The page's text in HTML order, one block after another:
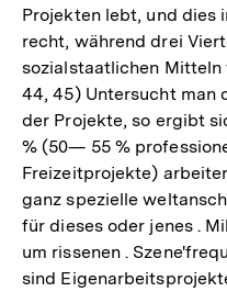
Projekten lebt, und dies
recht, während drei
sozialstaatlichen Mitteln
44, 45) Untersucht man
der Projekte, so ergibt
% (50— 55 %
Freizeitprojekte)
ganz spezielle
für dieses oder jenes .
um rissenen .
sind